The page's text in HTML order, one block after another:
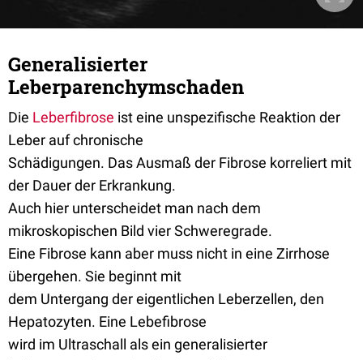
Generalisierter
Leberparenchymschaden
Die Leberfibrose ist eine unspezifische Reaktion der
Leber auf chronische
Schädigungen. Das Ausmaß der Fibrose korreliert mit
der Dauer der Erkrankung.
Auch hier unterscheidet man nach dem
mikroskopischen Bild vier Schweregrade.
Eine Fibrose kann aber muss nicht in eine Zirrhose
übergehen. Sie beginnt mit
dem Untergang der eigentlichen Leberzellen, den
Hepatozyten. Eine Lebefibrose
wird im Ultraschall als ein generalisierter